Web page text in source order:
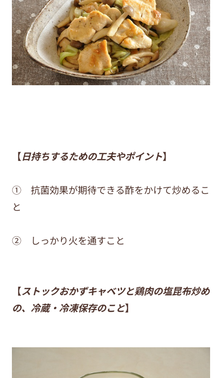
【日持ちするための工夫やポイント】
① 抗菌効果が期待できる酢をかけて炒めるこ
と
② しっかり火を通すこと
【ストックおかずキャベツと鶏肉の塩昆布炒め
の、冷蔵・冷凍保存のこと】